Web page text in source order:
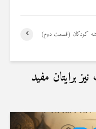
کودکان (قسمت دوم)
برایتان مفید